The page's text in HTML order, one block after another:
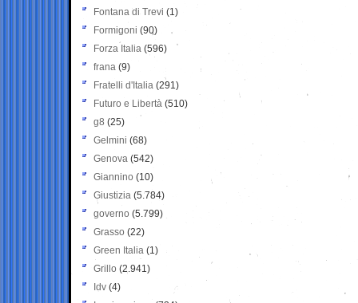
Fontana di Trevi (1)
Formigoni (90)
Forza Italia (596)
frana (9)
Fratelli d'Italia (291)
Futuro e Libertà (510)
g8 (25)
Gelmini (68)
Genova (542)
Giannino (10)
Giustizia (5.784)
governo (5.799)
Grasso (22)
Green Italia (1)
Grillo (2.941)
Idv (4)